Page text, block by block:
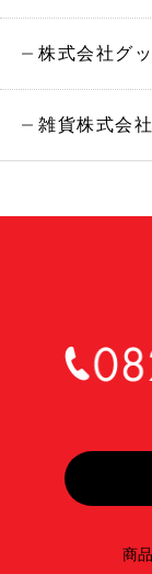
株式会社グ
雑貨株式会社
商